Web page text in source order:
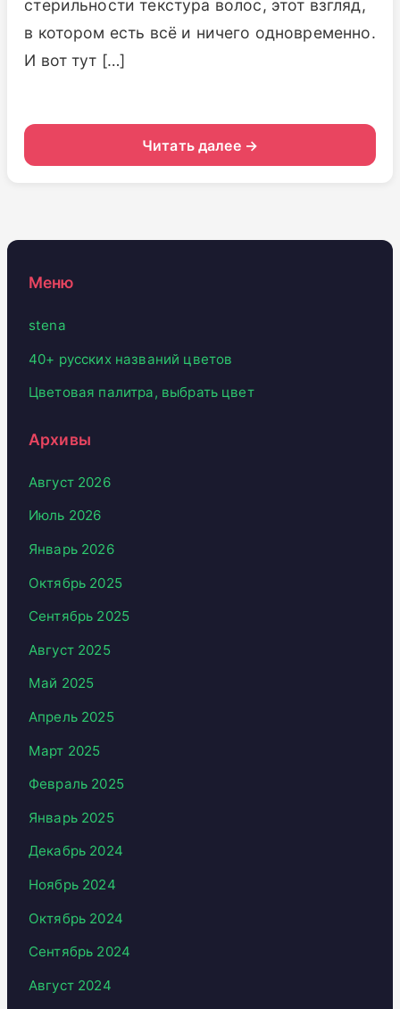
стерильности текстура волос, этот взгляд,
в котором есть всё и ничего одновременно.
И вот тут […]
Читать далее →
Меню
stena
40+ русских названий цветов
Цветовая палитра, выбрать цвет
Архивы
Август 2026
Июль 2026
Январь 2026
Октябрь 2025
Сентябрь 2025
Август 2025
Май 2025
Апрель 2025
Март 2025
Февраль 2025
Январь 2025
Декабрь 2024
Ноябрь 2024
Октябрь 2024
Сентябрь 2024
Август 2024